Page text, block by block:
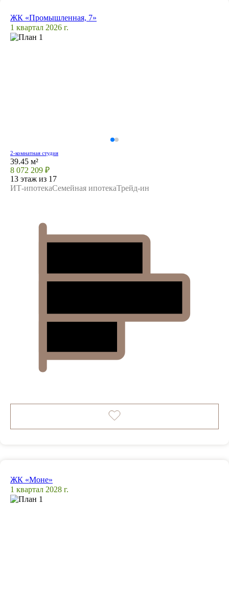
ЖК «Промышленная, 7»
1 квартал 2026 г.
2-комнатная студия
39.45 м²
8 072 209 ₽
13 этаж из 17
ИТ-ипотекаСемейная ипотекаТрейд-ин
ЖК «Моне»
1 квартал 2028 г.